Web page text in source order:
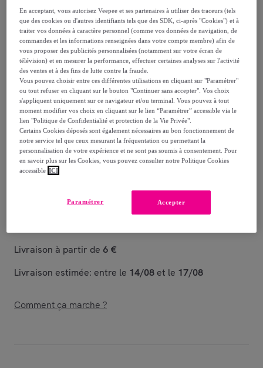
30,00 €
34,88 €
-13%
Reprise possible de votre ancien produit,
voir les conditions.
Vendu parHabitat et Jardin
Livraison à partir de 6 €
Livraison estimée: entre le 14/08 et le 17/08
Comment ça marche ?
En acceptant, vous autorisez Veepee et ses partenaires à utiliser des traceurs (tels
que des cookies ou d'autres identifiants tels que des SDK, ci-après "Cookies") et à
traiter vos données à caractère personnel (comme vos données de navigation, de
commandes et les informations renseignées dans votre compte membre) afin de
vous proposer des publicités personnalisées (notamment sur votre écran de
télévision) et en mesurer la performance, effectuer certaines analyses sur l'activité
des ventes et à des fins de lutte contre la fraude.
Vous pouvez choisir entre ces différentes utilisations en cliquant sur "Paramétrer"
ou tout refuser en cliquant sur le bouton "Continuer sans accepter". Vos choix
s'appliquent uniquement sur ce navigateur et/ou terminal. Vous pouvez à tout
moment modifier vos choix en cliquant sur le lien “Paramétrer” accessible via le
lien "Politique de Confidentialité et protection de la Vie Privée".
Certains Cookies déposés sont également nécessaires au bon fonctionnement de
notre service tel que ceux mesurant la fréquentation ou permettant la
personnalisation de votre expérience et ne sont pas soumis à consentement. Pour
en savoir plus sur les Cookies, vous pouvez consulter notre Politique Cookies
accessible ICI
Accepter
Paramétrer